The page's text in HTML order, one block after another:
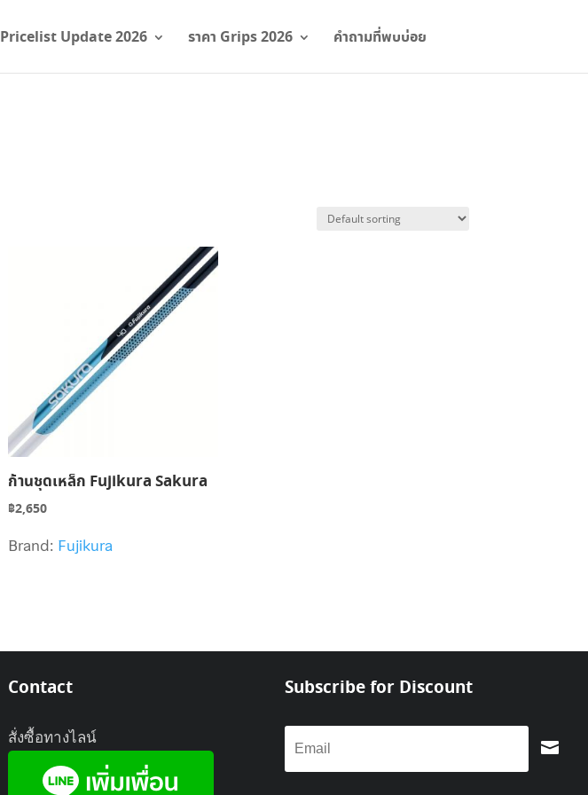
Pricelist Update 2026 ราคา Grips 2026 คำถามที่พบบ่อย
ก้านชุดเหล็ก Fujikura Sakura
฿2,650
Brand: Fujikura
Contact
สั่งซื้อทางไลน์
Subscribe for Discount